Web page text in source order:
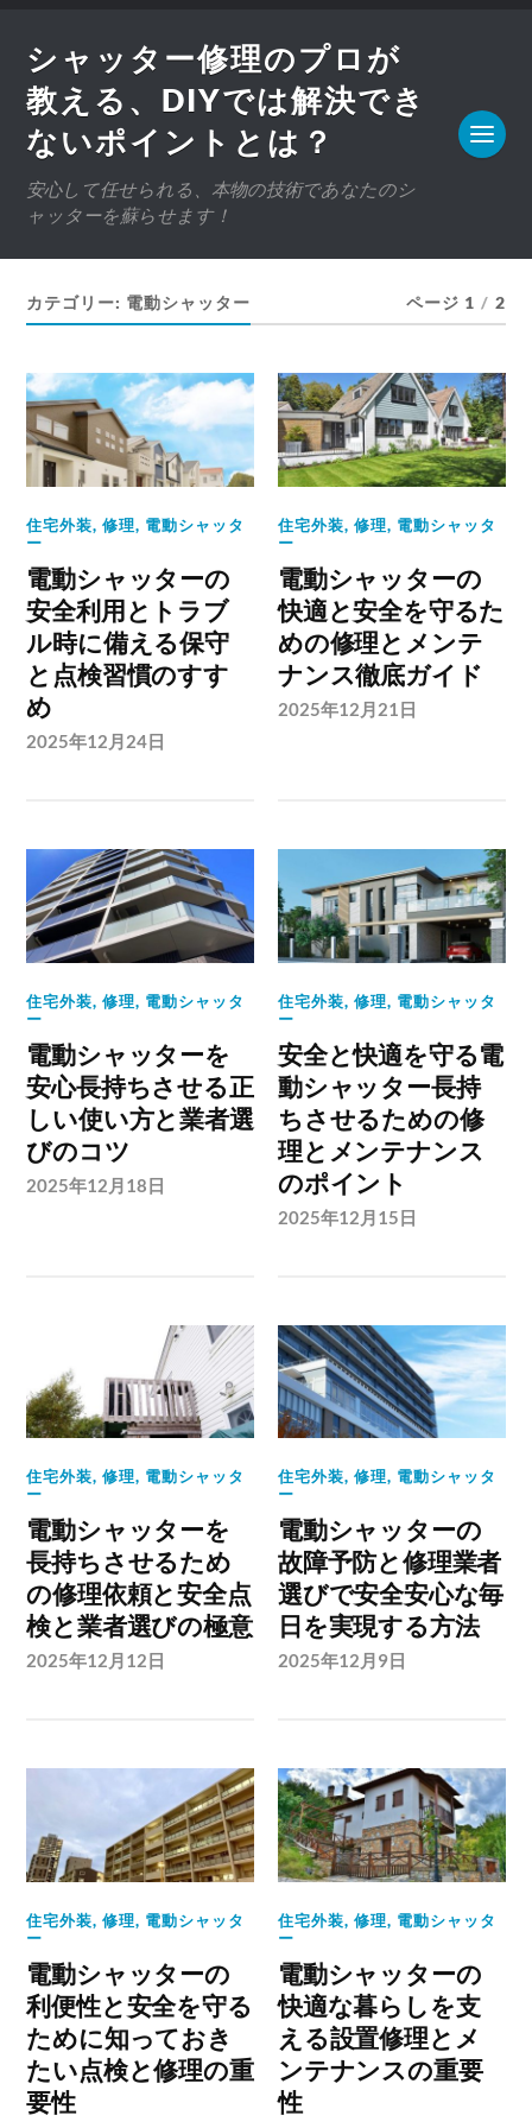
シャッター修理のプロが
教える、DIYでは解決でき
ないポイントとは？
安心して任せられる、本物の技術であなたのシ
ャッターを蘇らせます！
カテゴリー: 電動シャッター ページ 1 / 2
住宅外装,修理, 電動シャッタ
ー
電動シャッターの
安全利用とトラブ
ル時に備える保守
と点検習慣のすす
め
2025年12月24日
住宅外装,修理, 電動シャッタ
ー
電動シャッターの
快適と安全を守るた
めの修理とメンテ
ナンス徹底ガイド
2025年12月21日
住宅外装,修理, 電動シャッタ
ー
電動シャッターを
安心長持ちさせる正
しい使い方と業者選
びのコツ
2025年12月18日
住宅外装,修理, 電動シャッタ
ー
安全と快適を守る電
動シャッター長持
ちさせるための修
理とメンテナンス
のポイント
2025年12月15日
住宅外装,修理, 電動シャッタ
ー
電動シャッターを
長持ちさせるため
の修理依頼と安全点
検と業者選びの極意
2025年12月12日
住宅外装,修理, 電動シャッタ
ー
電動シャッターの
故障予防と修理業者
選びで安全安心な毎
日を実現する方法
2025年12月9日
住宅外装,修理, 電動シャッタ
ー
電動シャッターの
利便性と安全を守る
ために知っておき
たい点検と修理の重
要性
住宅外装,修理, 電動シャッタ
ー
電動シャッターの
快適な暮らしを支
える設置修理とメ
ンテナンスの重要
性